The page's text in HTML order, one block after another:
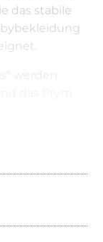
das stabile
werden